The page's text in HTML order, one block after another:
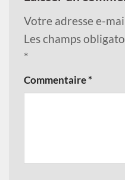
Votre adresse e-
Les champs
*
Commentaire*